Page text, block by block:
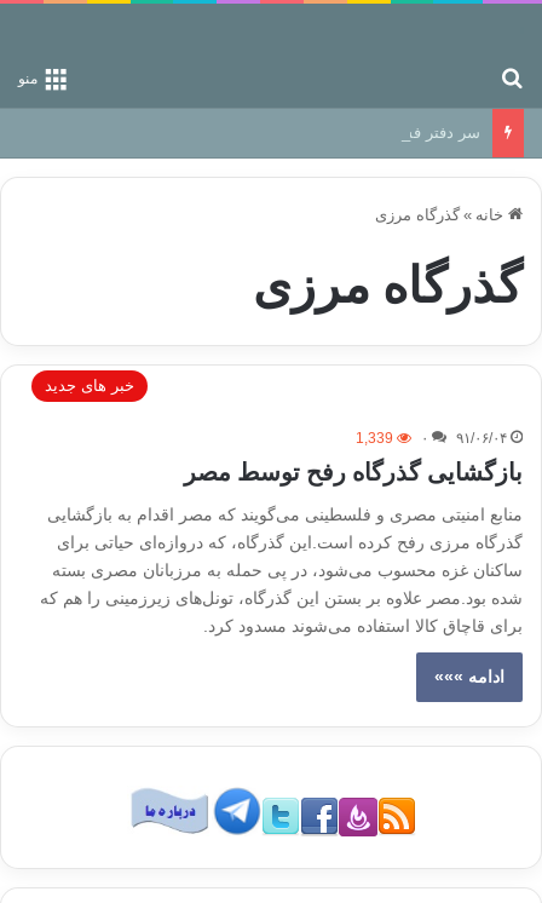
منو
سر دفتر فساد در زمین‌، دوری وکناره‌گیری از راه خداست‌!
خانه » گذرگاه مرزی
گذرگاه مرزی
خبر های جدید
۹۱/۰۶/۰۴ ۰ 1,339
بازگشایی گذرگاه رفح توسط مصر
منابع امنیتی مصری و فلسطینی می‌گویند که مصر اقدام به بازگشایی
گذرگاه مرزی رفح کرده است.این گذرگاه، که دروازه‌ای حیاتی برای
ساکنان غزه محسوب می‌شود، در پی حمله به مرزبانان مصری بسته
شده بود.مصر علاوه بر بستن این گذرگاه، تونل‌های زیرزمینی را هم که
برای قاچاق کالا استفاده می‌شوند مسدود کرد.
ادامه »»»